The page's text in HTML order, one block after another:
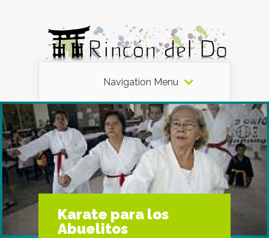
Navigation Menu
Karate para los
Abuelitos